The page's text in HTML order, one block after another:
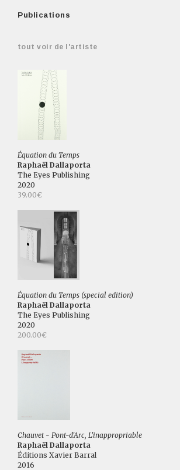
Publications
tout voir de l'artiste
Équation du Temps
Raphaël Dallaporta
The Eyes Publishing
2020
39.00€
Équation du Temps (special edition)
Raphaël Dallaporta
The Eyes Publishing
2020
200.00€
Chauvet - Pont-d'Arc, L'inappropriable
Raphaël Dallaporta
Éditions Xavier Barral
2016